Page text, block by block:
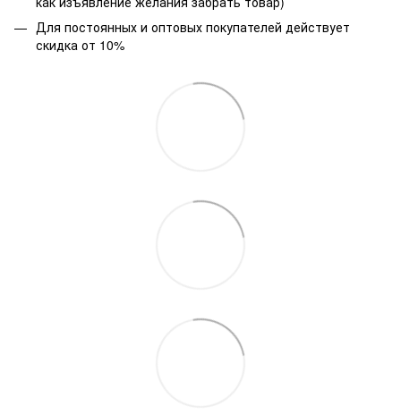
Для постоянных и оптовых покупателей действует
скидка от 10%